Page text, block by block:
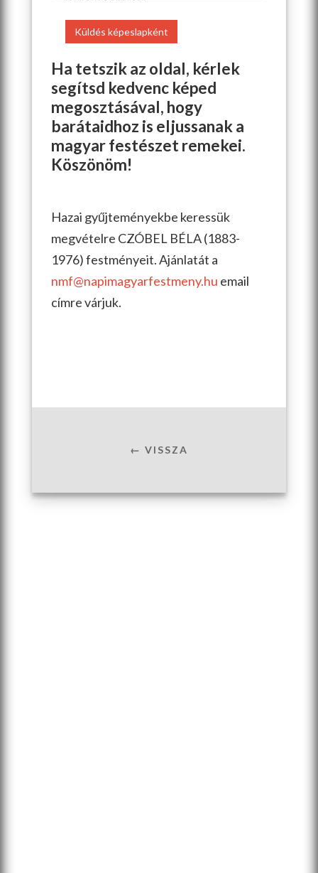
Küldés képeslapként
Ha tetszik az oldal, kérlek
segítsd kedvenc képed
megosztásával, hogy
barátaidhoz is eljussanak a
magyar festészet remekei.
Köszönöm!
Hazai gyűjteményekbe keressük
megvételre CZÓBEL BÉLA (1883-
1976) festményeit. Ajánlatát a
nmf@napimagyarfestmeny.hu email
címre várjuk.
← VISSZA